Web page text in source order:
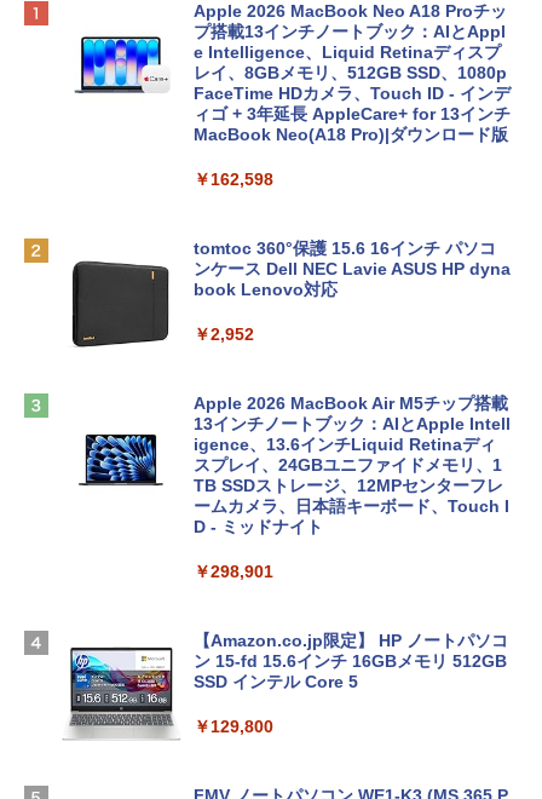
Apple 2026 MacBook Neo A18 Proチッ
プ搭載13インチノートブック：AIとAppl
e Intelligence、Liquid Retinaディスプ
レイ、8GBメモリ、512GB SSD、1080p
FaceTime HDカメラ、Touch ID - インデ
ィゴ + 3年延長 AppleCare+ for 13インチ
MacBook Neo(A18 Pro)|ダウンロード版
￥162,598
tomtoc 360°保護 15.6 16インチ パソコ
ンケース Dell NEC Lavie ASUS HP dyna
book Lenovo対応
￥2,952
Apple 2026 MacBook Air M5チップ搭載
13インチノートブック：AIとApple Intell
igence、13.6インチLiquid Retinaディ
スプレイ、24GBユニファイドメモリ、1
TB SSDストレージ、12MPセンターフレ
ームカメラ、日本語キーボード、Touch I
D - ミッドナイト
￥298,901
【Amazon.co.jp限定】 HP ノートパソコ
ン 15-fd 15.6インチ 16GBメモリ 512GB
SSD インテル Core 5
￥129,800